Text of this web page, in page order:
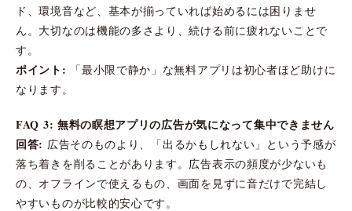
ド、環境音など、基本が揃っていれば始めるには困りませ
ん。大切なのは機能の多さより、続ける前に疲れないことで
す。
ポイント: 「最小限で静か」な無料アプリは初心者ほど助けに
なります。
FAQ 3: 無料の瞑想アプリの広告が気になって集中できません
回答: 広告そのものより、「出るかもしれない」という予感が
落ち着きを削ることがあります。広告表示の頻度が少ないも
の、オフラインで使えるもの、画面を見ずに音だけで完結し
やすいものが比較的安心です。